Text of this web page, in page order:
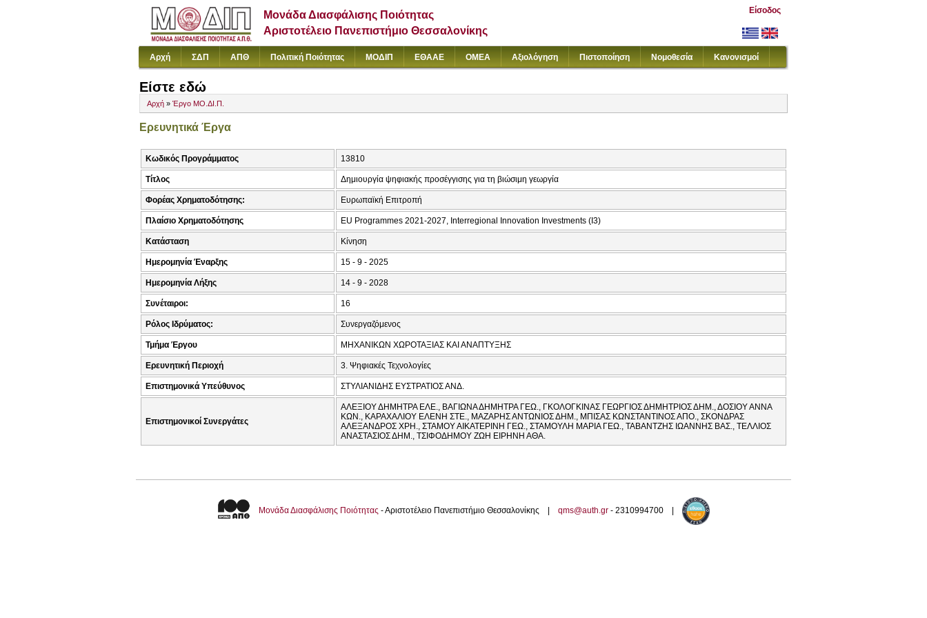
Μονάδα Διασφάλισης Ποιότητας
Αριστοτέλειο Πανεπιστήμιο Θεσσαλονίκης
Είσοδος
Αρχή ΣΔΠ ΑΠΘ Πολιτική Ποιότητας ΜΟΔΙΠ ΕΘΑΑΕ ΟΜΕΑ Αξιολόγηση Πιστοποίηση Νομοθεσία Κανονισμοί
Είστε εδώ
Αρχή » Έργο ΜΟ.ΔΙ.Π.
Ερευνητικά Έργα
Κωδικός Προγράμματος 13810
Τίτλος Δημιουργία ψηφιακής προσέγγισης για τη βιώσιμη γεωργία
Φορέας Χρηματοδότησης: Ευρωπαϊκή Επιτροπή
Πλαίσιο Χρηματοδότησης EU Programmes 2021-2027, Interregional Innovation Investments (I3)
Κατάσταση Κίνηση
Ημερομηνία Έναρξης 15 - 9 - 2025
Ημερομηνία Λήξης 14 - 9 - 2028
Συνέταιροι: 16
Ρόλος Ιδρύματος: Συνεργαζόμενος
Τμήμα Έργου ΜΗΧΑΝΙΚΩΝ ΧΩΡΟΤΑΞΙΑΣ ΚΑΙ ΑΝΑΠΤΥΞΗΣ
Ερευνητική Περιοχή 3. Ψηφιακές Τεχνολογίες
Επιστημονικά Υπεύθυνος ΣΤΥΛΙΑΝΙΔΗΣ ΕΥΣΤΡΑΤΙΟΣ ΑΝΔ.
Επιστημονικοί Συνεργάτες
ΑΛΕΞΙΟΥ ΔΗΜΗΤΡΑ ΕΛΕ., ΒΑΓΙΩΝΑ ΔΗΜΗΤΡΑ ΓΕΩ., ΓΚΟΛΟΓΚΙΝΑΣ ΓΕΩΡΓΙΟΣ ΔΗΜΗΤΡΙΟΣ ΔΗΜ., ΔΟΣΙΟΥ ΑΝΝΑ
ΚΩΝ., ΚΑΡΑΧΑΛΙΟΥ ΕΛΕΝΗ ΣΤΕ., ΜΑΖΑΡΗΣ ΑΝΤΩΝΙΟΣ ΔΗΜ., ΜΠΙΣΑΣ ΚΩΝΣΤΑΝΤΙΝΟΣ ΑΠΟ., ΣΚΟΝΔΡΑΣ
ΑΛΕΞΑΝΔΡΟΣ ΧΡΗ., ΣΤΑΜΟΥ ΑΙΚΑΤΕΡΙΝΗ ΓΕΩ., ΣΤΑΜΟΥΛΗ ΜΑΡΙΑ ΓΕΩ., ΤΑΒΑΝΤΖΗΣ ΙΩΑΝΝΗΣ ΒΑΣ., ΤΕΛΛΙΟΣ
ΑΝΑΣΤΑΣΙΟΣ ΔΗΜ., ΤΣΙΦΟΔΗΜΟΥ ΖΩΗ ΕΙΡΗΝΗ ΑΘΑ.
Μονάδα Διασφάλισης Ποιότητας - Αριστοτέλειο Πανεπιστήμιο Θεσσαλονίκης | qms@auth.gr - 2310994700 |